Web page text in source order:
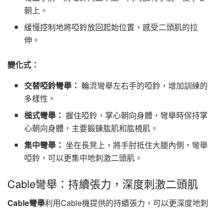
朝上。
緩慢控制地將啞鈴放回起始位置，感受二頭肌的拉
伸。
變化式：
交替啞鈴彎舉： 輪流彎舉左右手的啞鈴，增加訓練的
多樣性。
槌式彎舉： 握住啞鈴，掌心朝向身體，彎舉時保持掌
心朝向身體，主要鍛鍊肱肌和肱橈肌。
集中彎舉： 坐在長凳上，將手肘抵住大腿內側，彎舉
啞鈴，可以更集中地刺激二頭肌。
Cable彎舉：持續張力，深度刺激二頭肌
Cable彎舉利用Cable機提供的持續張力，可以更深度地刺